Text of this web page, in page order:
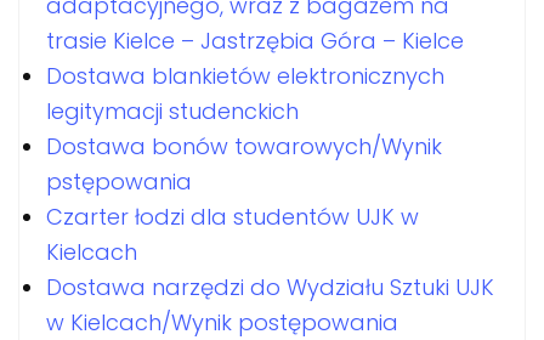
trasie Kielce – Jastrzębia Góra – Kielce
Dostawa blankietów elektronicznych
legitymacji studenckich
Dostawa bonów towarowych/Wynik
pstępowania
Czarter łodzi dla studentów UJK w
Kielcach
Dostawa narzędzi do Wydziału Sztuki UJK
w Kielcach/Wynik postępowania